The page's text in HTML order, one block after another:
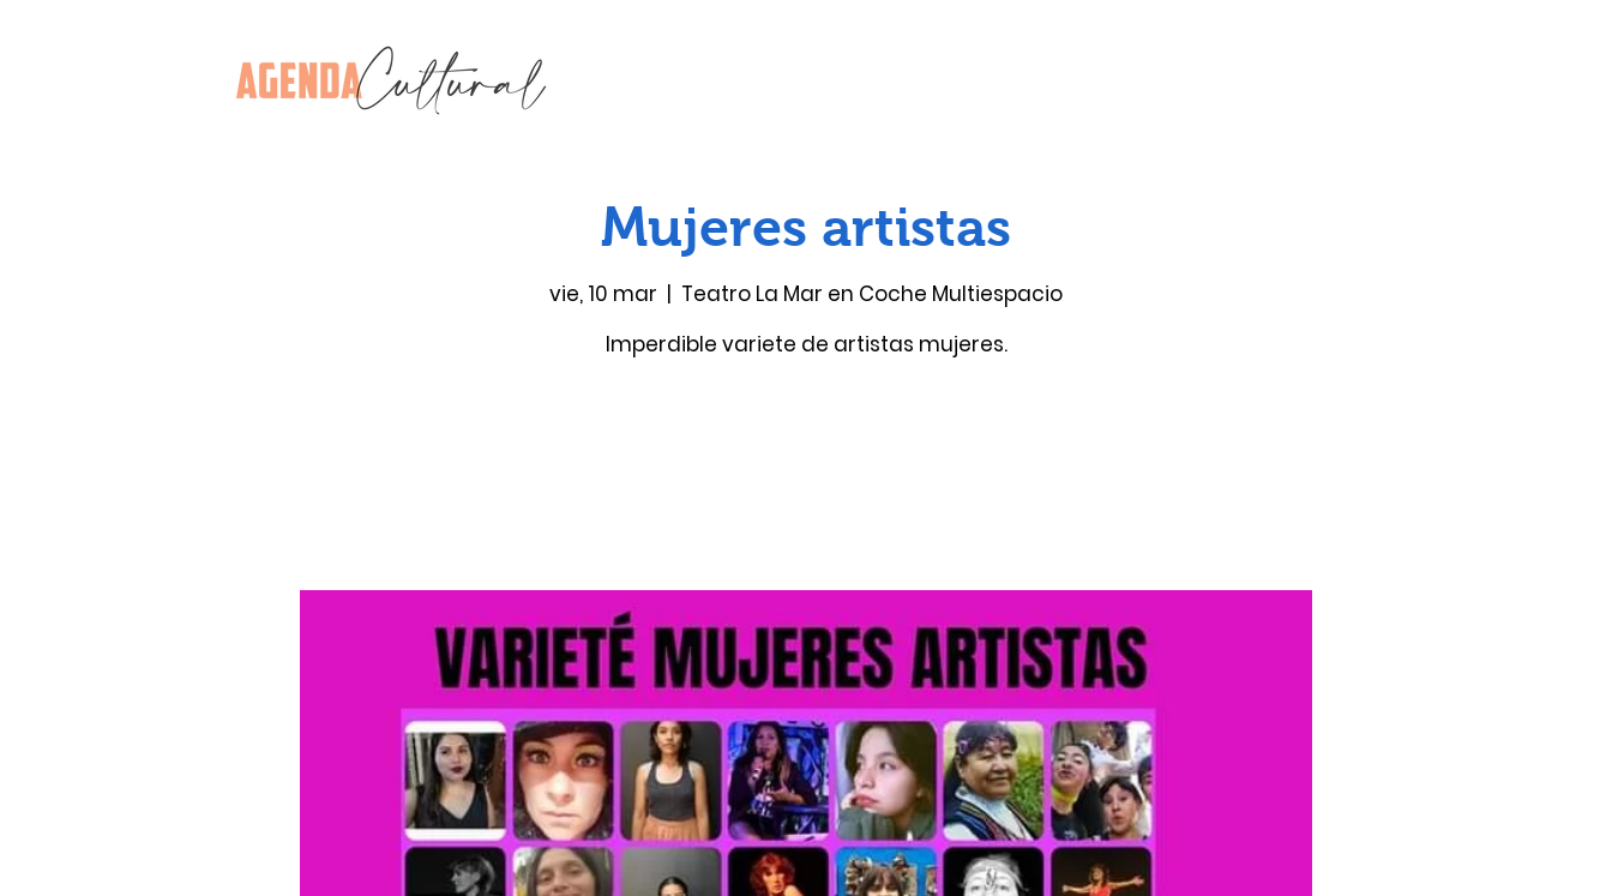
Mujeres artistas
vie, 10 mar
  |
Teatro La Mar en Coche Multiespacio
Imperdible variete de artistas mujeres.